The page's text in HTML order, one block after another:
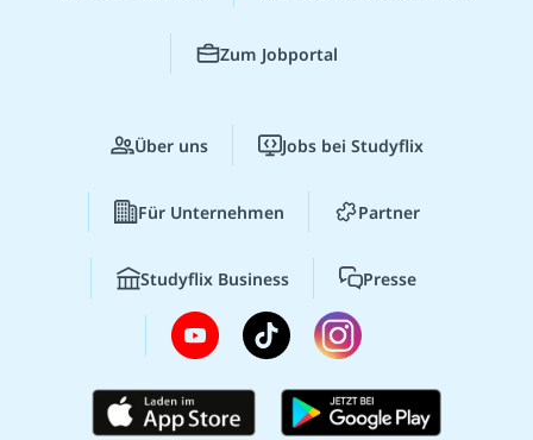
Zum Jobportal
Über uns Jobs bei Studyflix
Für Unternehmen Partner
Studyflix Business Presse